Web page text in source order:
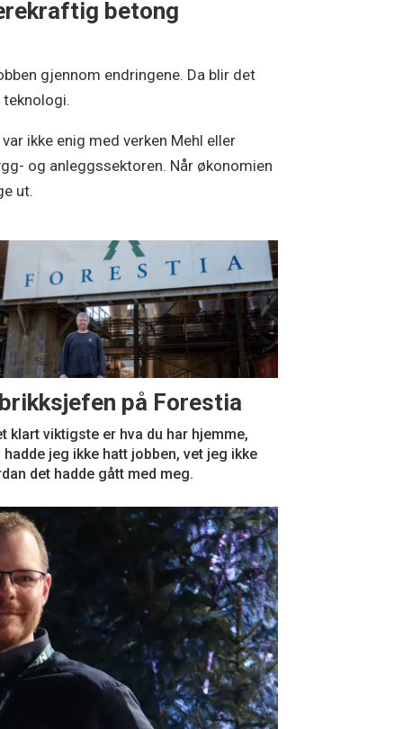
betong
gjennom endringene. Da blir det
på Forestia
klart viktigste er hva du har hjemme,
hadde jeg ikke hatt jobben, vet jeg ikke
det hadde gått med meg.
ikke enig med verken Mehl eller
og anleggssektoren. Når økonomien
ut.